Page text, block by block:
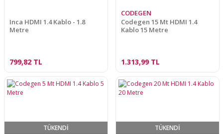
Inca HDMI 1.4 Kablo - 1.8
Metre
799,82 TL
CODEGEN
Codegen 15 Mt HDMI 1.4
Kablo 15 Metre
1.313,99 TL
TÜKENDİ TÜKENDİ